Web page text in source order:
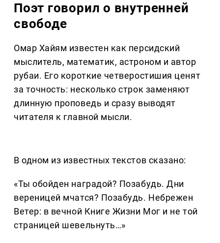
Поэт говорил о внутренней
свободе
Омар Хайям известен как персидский
мыслитель, математик, астроном и автор
рубаи. Его короткие четверостишия ценят
за точность: несколько строк заменяют
длинную проповедь и сразу выводят
читателя к главной мысли.
В одном из известных текстов сказано:
«Ты обойден наградой? Позабудь. Дни
вереницей мчатся? Позабудь. Небрежен
Ветер: в вечной Книге Жизни Мог и не той
страницей шевельнуть…»